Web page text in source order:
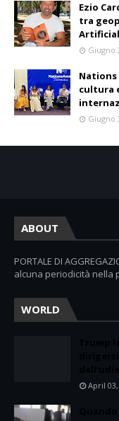
Ezio
tra
Giugno
Nations
cultura
Giugno
ABOUT
PORTALE DI
alcuna periodicità nella
WORLD
April 03,